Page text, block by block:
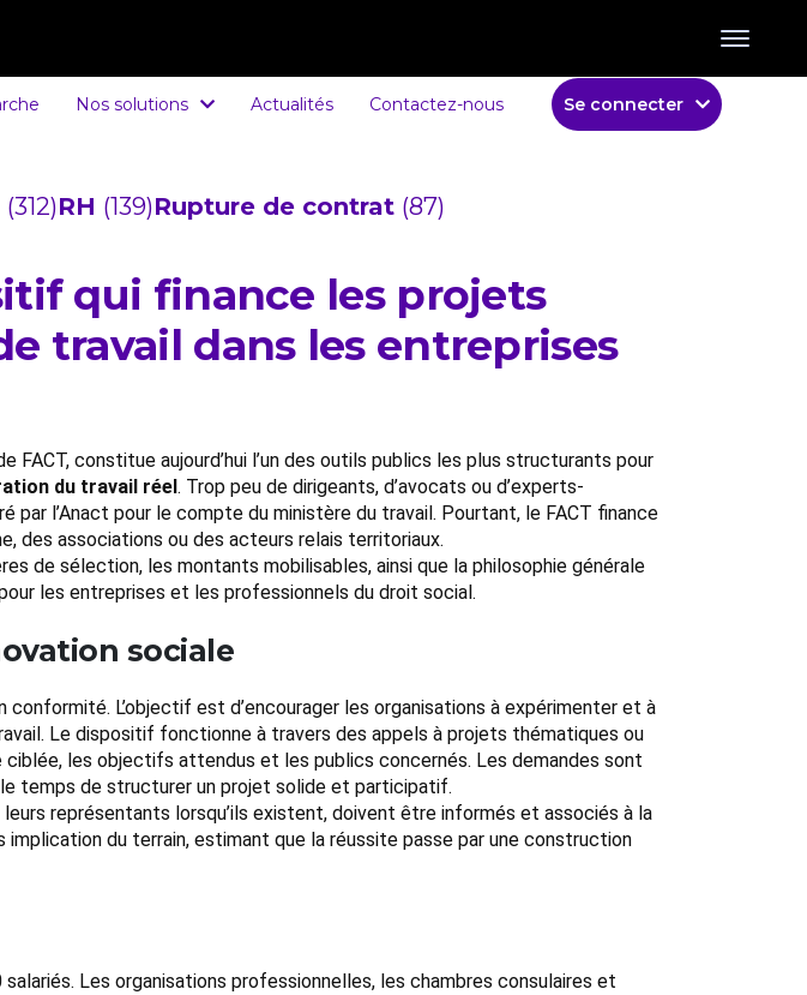
Nos solutions Actualités Contactez-nous Se connecter
(312)RH (139)Rupture de contrat (87)
qui finance les projets
travail dans les entreprises
constitue aujourd’hui l’un des outils publics les plus structurants pour
du travail réel. Trop peu de dirigeants, d’avocats ou d’experts-
l’Anact pour le compte du ministère du travail. Pourtant, le FACT finance
des associations ou des acteurs relais territoriaux.
de sélection, les montants mobilisables, ainsi que la philosophie générale
les entreprises et les professionnels du droit social.
sociale
L’objectif est d’encourager les organisations à expérimenter et à
Le dispositif fonctionne à travers des appels à projets thématiques ou
les objectifs attendus et les publics concernés. Les demandes sont
temps de structurer un projet solide et participatif.
représentants lorsqu’ils existent, doivent être informés et associés à la
du terrain, estimant que la réussite passe par une construction
Les organisations professionnelles, les chambres consulaires et